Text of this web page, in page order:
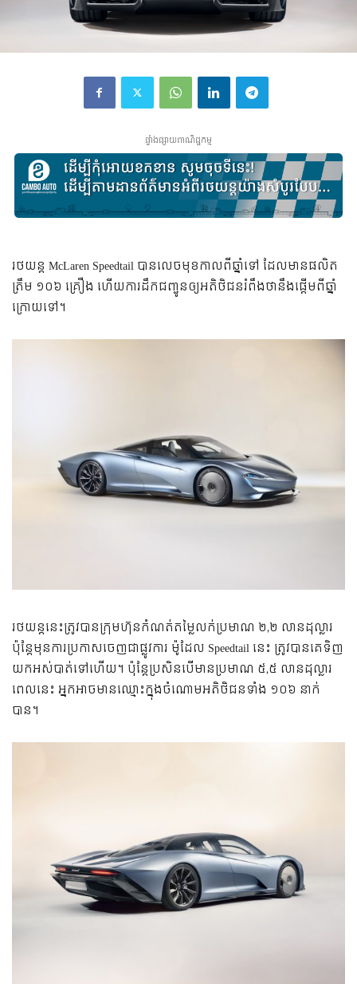
ផ្ទាំងផ្សាយពាណិជ្ជកម្ម
រថយន្ត McLaren Speedtail បាន​លេច​មុខ​កាល​ពី​ឆ្នាំ​ទៅ ដែល​មាន​ផលិត​
ត្រឹម ១០៦ គ្រឿង ហើយ​ការ​ដឹក​ជញ្ជូន​ឲ្យ​អតិថិជន​រំពឹង​ថា​នឹង​ផ្ដើម​ពី​ឆ្នាំ​
ក្រោយ​ទៅ។
រថយន្ត​នេះ​ត្រូវ​បាន​ក្រុមហ៊ុន​កំណត់​តម្លៃ​លក់​ប្រមាណ ២,២ លាន​ដុល្លារ
ប៉ុន្តែ​មុន​ការ​ប្រកាស​ចេញ​ជា​ផ្លូវ​ការ​ ម៉ូដែល Speedtail នេះ ត្រូវ​បាន​គេ​ទិញ​
យក​អស់​បាត់​ទៅ​ហើយ។ ប៉ុន្តែ​ប្រសិន​បើ​មាន​​ប្រមាណ ៥,៥ លាន​ដុល្លារ​
ពេល​នេះ អ្នក​អាច​​មាន​ឈ្មោះ​ក្នុង​ចំណោម​អតិថិជន​ទាំង​ ១០៦ នាក់​​
បាន។